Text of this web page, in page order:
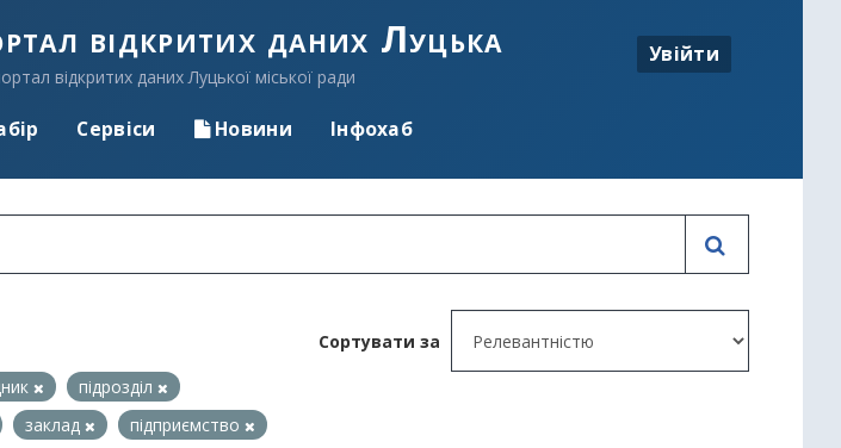
відкритих даних Луцька
відкритих даних Луцької міської ради
Увійти
Сервіси Новини Інфохаб
Сортувати за
підрозділ
заклад підприємство